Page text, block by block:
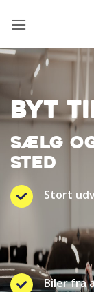
BYT
SÆLG
STED
Stort
Biler fra